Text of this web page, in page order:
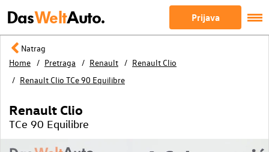
DasWeltAuto. Prijava
Natrag
Home
Pretraga Renault
Renault Clio
Renault Clio TCe 90 Equilibre
Renault Clio
TCe 90 Equilibre